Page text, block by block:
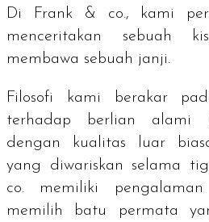
Di Frank & co., kami
menceritakan sebuah
membawa sebuah janji.
Filosofi kami berakar
terhadap berlian alami
dengan kualitas luar
yang diwariskan selama
co. memiliki
memilih batu permata